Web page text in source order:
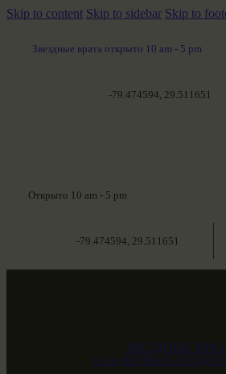
Skip to content Skip to sidebar Skip to
Звездные врата открыто 10 am - 5 pm
-79.474594, 29.511651
Открыто 10 am - 5 pm
-79.474594, 29.511651
ЗВЕЗДНЫЕ
НАШ МИР ВЧЕРА СЕГОДНЯ